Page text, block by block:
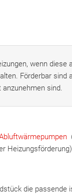
wenn diese
Förderbar sind
sind.
die passende